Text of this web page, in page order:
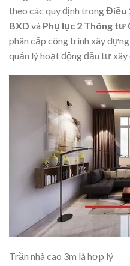
theo các quy định trongĐiều
BXD và Phụ lục 2 Thông tư
phân cấp công trình xây
quản lý hoạt động đầu tư xây
Trần nhà cao 3m là hợp lý